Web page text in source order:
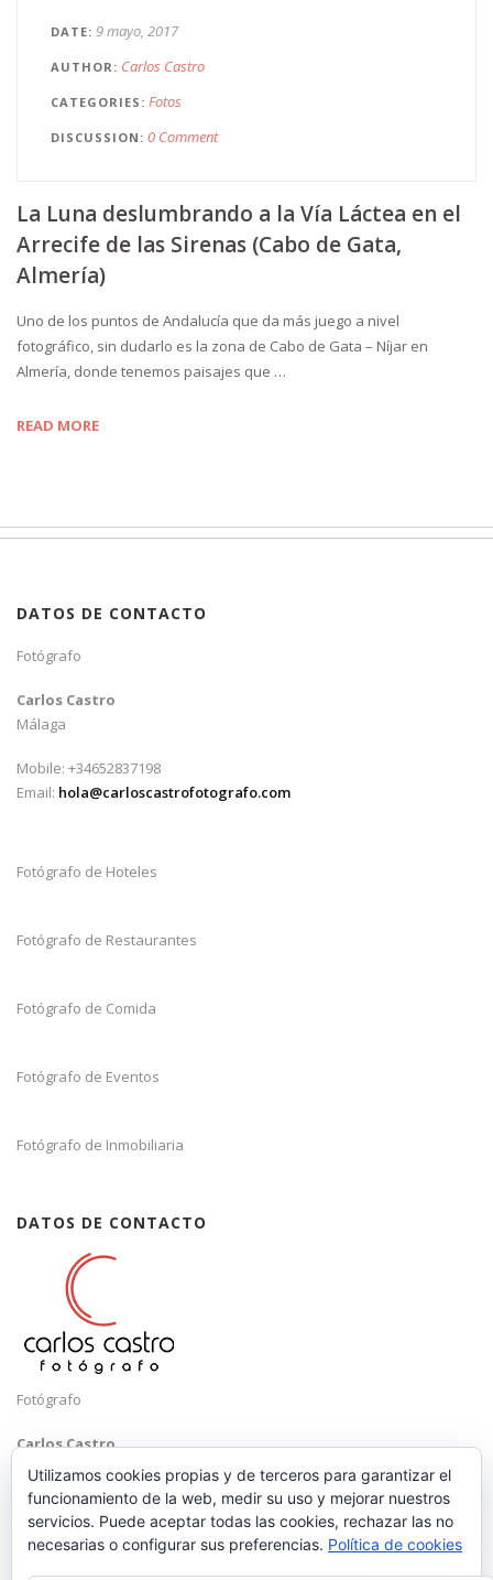
DATE 9 mayo, 2017
AUTHOR Carlos Castro
CATEGORIES Fotos
DISCUSSION 0 Comment
La Luna deslumbrando a la Vía Láctea en el
Arrecife de las Sirenas (Cabo de Gata,
Almería)
Uno de los puntos de Andalucía que da más juego a nivel
fotográfico, sin dudarlo es la zona de Cabo de Gata – Níjar en
Almería, donde tenemos paisajes que …
READ MORE
DATOS DE CONTACTO
Fotógrafo
Carlos Castro
Málaga
Mobile: +34652837198
Email: hola@carloscastrofotografo.com
Fotógrafo de Hoteles
Fotógrafo de Restaurantes
Fotógrafo de Comida
Fotógrafo de Eventos
Fotógrafo de Inmobiliaria
DATOS DE CONTACTO
Fotógrafo
Carlos Castro
Málaga
Mobile: +34 652 83 71 98
hola@carloscastrofotografo.com
Utilizamos cookies propias y de terceros para garantizar el
funcionamiento de la web, medir su uso y mejorar nuestros
servicios. Puede aceptar todas las cookies, rechazar las no
necesarias o configurar sus preferencias. Política de cookies